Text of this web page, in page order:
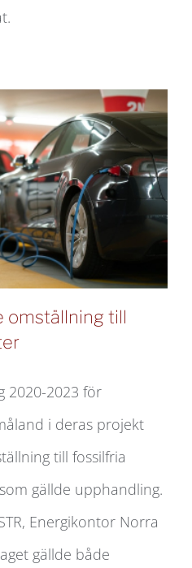
omställning till
transporter
omställning till
2020-2023 för
i deras projekt
till fossilfria
gällde upphandling.
Energikontor Norra
gällde både